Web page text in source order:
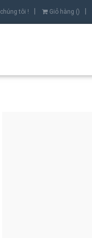
tôi ! Giỏ hàng ()